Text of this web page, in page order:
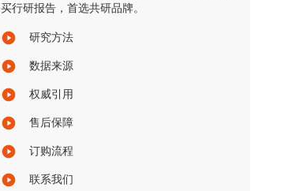
买行研报告，首选共研品牌。
研究方法
数据来源
权威引用
售后保障
订购流程
联系我们